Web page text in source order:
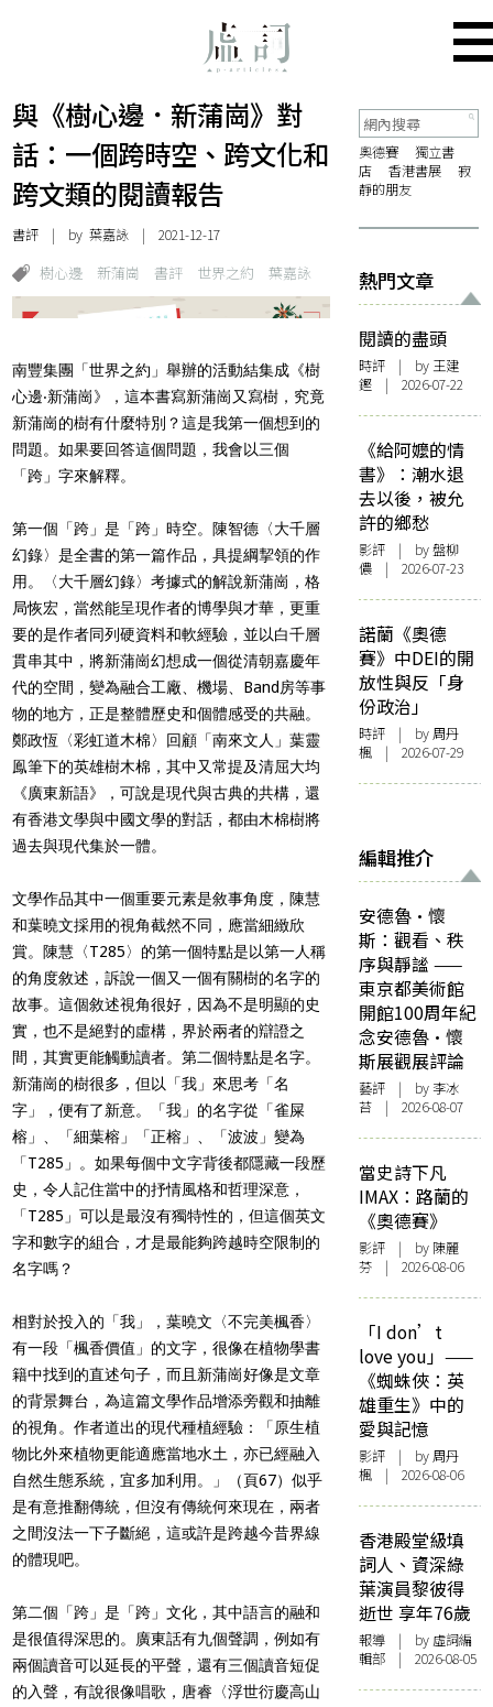
與《樹心邊．新蒲崗》對
話：一個跨時空、跨文化和
跨文類的閱讀報告
書評 | by葉嘉詠 | 2021-12-17
樹心邊 新蒲崗 書評 世界之約 葉嘉詠
南豐集團「世界之約」舉辦的活動結集成《樹
心邊‧新蒲崗》，這本書寫新蒲崗又寫樹，究竟
新蒲崗的樹有什麼特別？這是我第一個想到的
問題。如果要回答這個問題，我會以三個
「跨」字來解釋。
第一個「跨」是「跨」時空。陳智德〈大千層
幻錄〉是全書的第一篇作品，具提綱挈領的作
用。〈大千層幻錄〉考據式的解說新蒲崗，格
局恢宏，當然能呈現作者的博學與才華，更重
要的是作者同列硬資料和軟經驗，並以白千層
貫串其中，將新蒲崗幻想成一個從清朝嘉慶年
代的空間，變為融合工廠、機場、Band房等事
物的地方，正是整體歷史和個體感受的共融。
鄭政恆〈彩虹道木棉〉回顧「南來文人」葉靈
鳯筆下的英雄樹木棉，其中又常提及清屈大均
《廣東新語》，可說是現代與古典的共構，還
有香港文學與中國文學的對話，都由木棉樹將
過去與現代集於一體。
文學作品其中一個重要元素是敘事角度，陳慧
和葉曉文採用的視角截然不同，應當細緻欣
賞。陳慧〈T285〉的第一個特點是以第一人稱
的角度敘述，訴說一個又一個有關樹的名字的
故事。這個敘述視角很好，因為不是明顯的史
實，也不是絕對的虛構，界於兩者的辯證之
間，其實更能觸動讀者。第二個特點是名字。
新蒲崗的樹很多，但以「我」來思考「名
字」，便有了新意。「我」的名字從「雀屎
榕」、「細葉榕」「正榕」、「波波」變為
「T285」。如果每個中文字背後都隱藏一段歷
史，令人記住當中的抒情風格和哲理深意，
「T285」可以是最沒有獨特性的，但這個英文
字和數字的組合，才是最能夠跨越時空限制的
名字嗎？
相對於投入的「我」，葉曉文〈不完美楓香〉
有一段「楓香價值」的文字，很像在植物學書
籍中找到的直述句子，而且新蒲崗好像是文章
的背景舞台，為這篇文學作品增添旁觀和抽離
的視角。作者道出的現代種植經驗：「原生植
物比外來植物更能適應當地水土，亦已經融入
自然生態系統，宜多加利用。」（頁67）似乎
是有意推翻傳統，但沒有傳統何來現在，兩者
之間沒法一下子斷絕，這或許是跨越今昔界線
的體現吧。
第二個「跨」是「跨」文化，其中語言的融和
是很值得深思的。廣東話有九個聲調，例如有
兩個讀音可以延長的平聲，還有三個讀音短促
的入聲，有說很像唱歌，唐睿〈浮世衍慶高山
奧德賽
獨立書
店
香港書展
寂
靜的朋友
熱門文章
閱讀的盡頭
時評 | by 王建
鏗 | 2026-07-22
《給阿嬤的情
書》：潮水退
去以後，被允
許的鄉愁
影評 | by 盤柳
儂 | 2026-07-23
諾蘭《奧德
賽》中DEI的開
放性與反「身
份政治」
時評 | by周丹
楓 | 2026-07-29
編輯推介
安德魯·懷
斯：觀看、秩
序與靜謐 ——
東京都美術館
開館100周年紀
念安德魯·懷
斯展觀展評論
藝評 | by 李冰
苔 | 2026-08-07
當史詩下凡
IMAX：路蘭的
《奧德賽》
影評 | by 陳麗
芬 | 2026-08-06
「I don’t
love you」——
《蜘蛛俠：英
雄重生》中的
愛與記憶
影評 | by周丹
楓 | 2026-08-06
香港殿堂級填
詞人、資深綠
葉演員黎彼得
逝世 享年76歲
報導 | by 虛詞編
輯部 | 2026-08-05